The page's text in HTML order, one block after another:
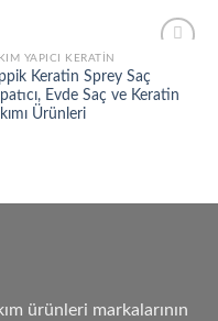
wishlist
YAPICI KERATIN
Keratin Sprey Saç
Evde Saç ve Keratin
Ürünleri
ürünleri markalarının